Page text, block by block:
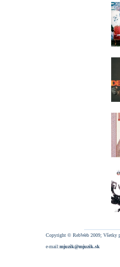
Copyright © RebWeb 2009; Všetky
e-mail:mjuzik@mjuzik.sk